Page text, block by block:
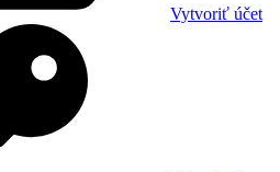
Vytvoriť účet